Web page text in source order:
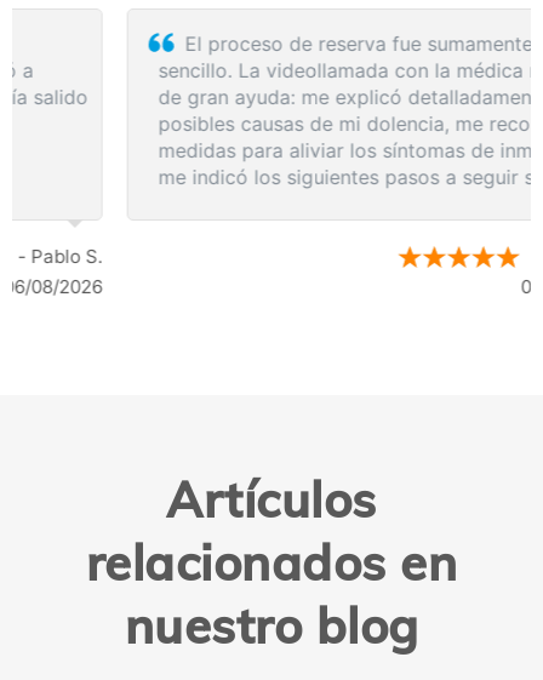
El proceso de reserva fue sumamente
sencillo. La videollamada con la médica resultó
de gran ayuda: me explicó detalladamente las
posibles causas de mi dolencia, me recomendó
medidas para aliviar los síntomas de inmediato y
me indicó los siguientes pasos a seguir según
- Anónimo
Artículos
relacionados en
nuestro blog